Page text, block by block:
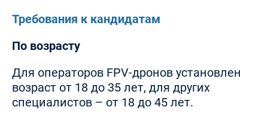
Требования к кандидатам
По возрасту
Для операторов FPV-дронов установлен
возраст от 18 до 35 лет, для других
специалистов – от 18 до 45 лет.